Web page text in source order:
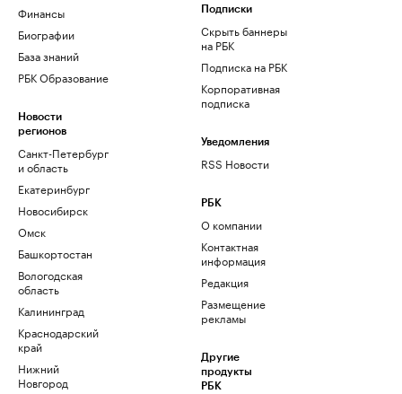
Финансы
Биографии
База знаний
РБК Образование
Новости
регионов
Санкт-Петербург
и область
Екатеринбург
Новосибирск
Омск
Башкортостан
Вологодская
область
Калининград
Краснодарский
край
Нижний
Новгород
Подписки
Скрыть баннеры
на РБК
Подписка на РБК
Корпоративная
подписка
Уведомления
RSS Новости
РБК
О компании
Контактная
информация
Редакция
Размещение
рекламы
Другие
продукты
РБК